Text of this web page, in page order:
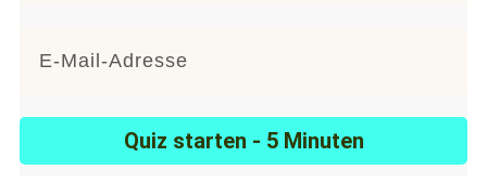
Quiz starten - 5 Minuten